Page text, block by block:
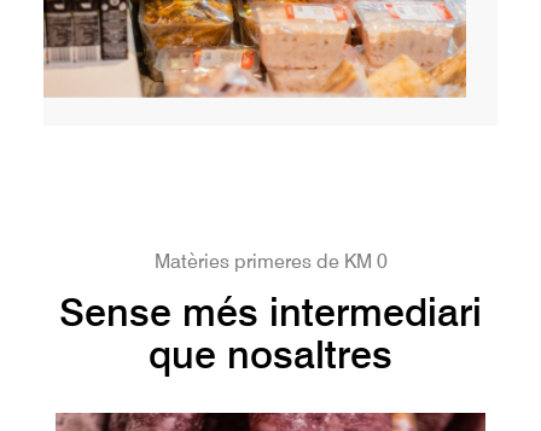
Matèries primeres de KM 0
Sense més intermediari
que nosaltres